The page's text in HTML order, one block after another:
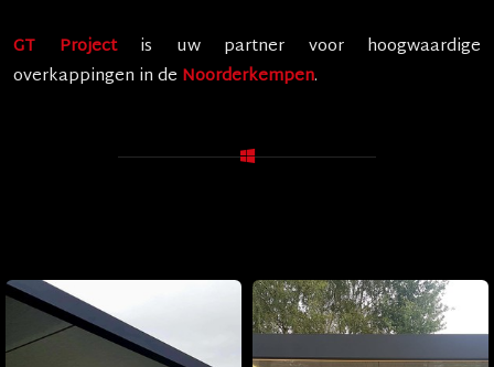
GT Projectis uw partner voor hoogwaardige
overkappingen in de Noorderkempen.